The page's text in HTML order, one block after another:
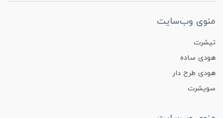
منوی وب‌سایت
تیشرت
هودی ساده
هودی طرح دار
سویشرت